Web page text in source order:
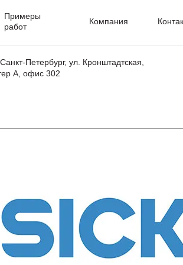
Примеры
работ
Компания
Петербург, ул. Кронштадтская,
А, офис 302